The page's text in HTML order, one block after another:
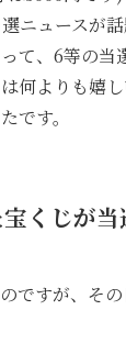
ニュースが
て、6等の
何よりも嬉
です。
くじが当
ですが、そ